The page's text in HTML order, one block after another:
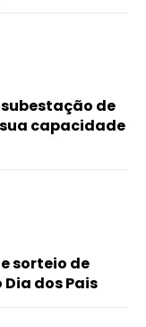
de
capacidade
sorteio de
dos Pais